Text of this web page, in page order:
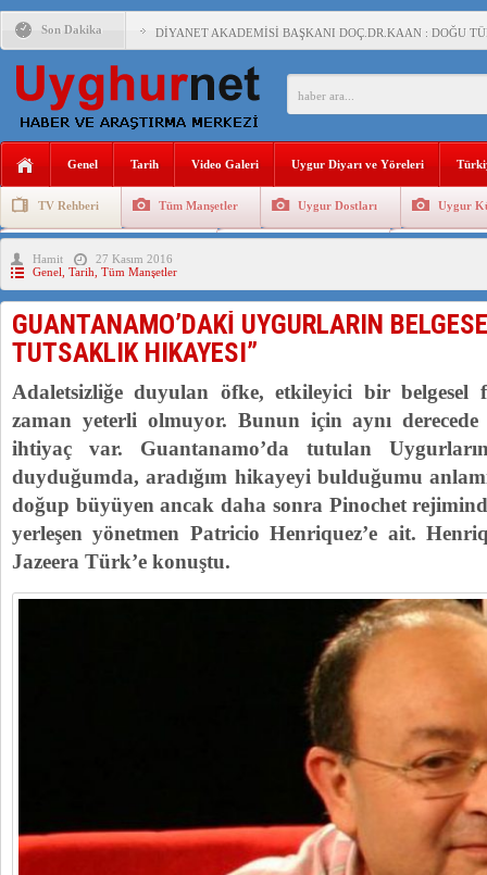
Son Dakika DİYANET AKADEMİSİ BAŞKANI DOÇ.DR.KAAN : DOĞU
150 YILDIR KAYNAYAN YARAMIZ : ÇİN İŞGALİNDEKİ
MHP’DEN URUMÇİ KATLİAMI MESAJİ : 05.07.2009
ÇİN’İN ANKARA BÜYÜKELÇİSİ JİANG’İN TRABZON
SAADET PARTİSİ İLÇE BAŞKANI : TEMMUZ AYI,DOĞU
İŞGALCİ ÇİN,DOĞU TÜRKİSTAN’DA EN AZ 143 BİN
Genel Tarih Video Galeri Uygur Diyarı ve Yöreleri
TV Rehberi Tüm Manşetler Uygur Dostları Uygur
Uygurlarda Düğün ve Cenaze
Hamit
27 Kasım 2016
Genel Tarih Tüm Manşetler
GUANTANAMO’DAKİ UYGURLARIN
TUTSAKLIK HIKAYESI”
Adaletsizliğe duyulan öfke, etkileyici bir
zaman yeterli olmuyor. Bunun için aynı
ihtiyaç var. Guantanamo’da tutulan
duyduğumda, aradığım hikayeyi bulduğumu
doğup büyüyen ancak daha sonra Pinochet
yerleşen yönetmen Patricio Henriquez’e ait.
Jazeera Türk’e konuştu.